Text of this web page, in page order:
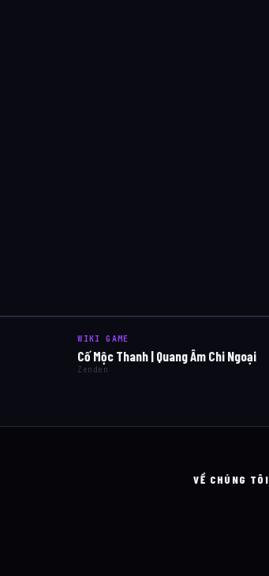
WIKI GAME
Cố Mộc Thanh | Quang Âm Chi Ngoại
Zenden
VỀ CHÚNG TÔI